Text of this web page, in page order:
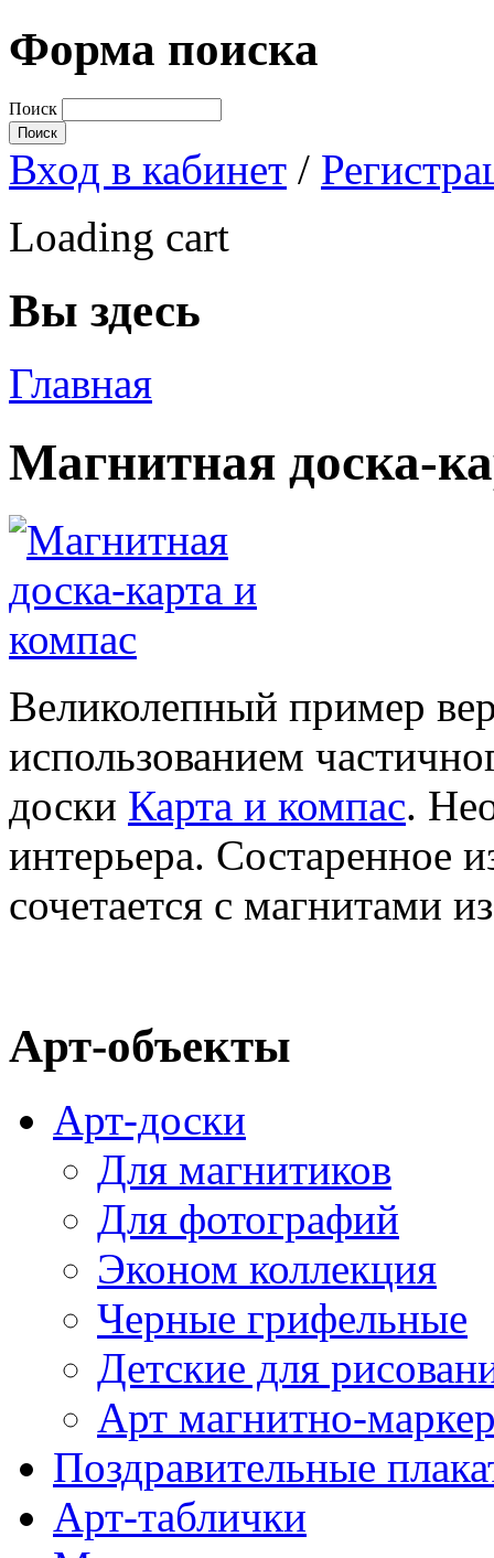
Форма поиска
Поиск
Вход в кабинет /
Loading cart
Вы здесь
Главная
Магнитная доска-
Великолепный пример
использованием
доски Карта и компас.
интерьера. Состаренное
сочетается с магнитами
Арт-объекты
Арт-доски
Для магнитиков
Для фотографий
Эконом коллекция
Черные грифельные
Детские для
Арт магнитно-
Поздравительные
Арт-таблички